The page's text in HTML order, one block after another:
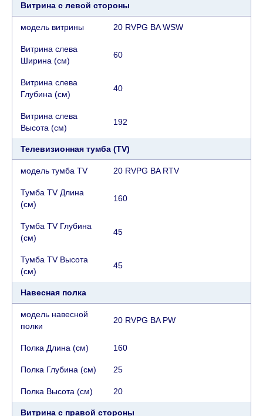
Витрина с левой стороны
модель витрины 20 RVPG BA WSW
Витрина слева
Ширина (см)
60
Витрина слева
Глубина (см)
40
Витрина слева
Высота (см)
192
Телевизионная тумба (TV)
модель тумба TV 20 RVPG BA RTV
Тумба TV Длина
(см)
160
Тумба TV Глубина
(см)
45
Тумба TV Высота
(см)
45
Навесная полка
модель навесной
полки
20 RVPG BA PW
Полка Длина (см) 160
Полка Глубина (см) 25
Полка Высота (см) 20
Витрина с правой стороны